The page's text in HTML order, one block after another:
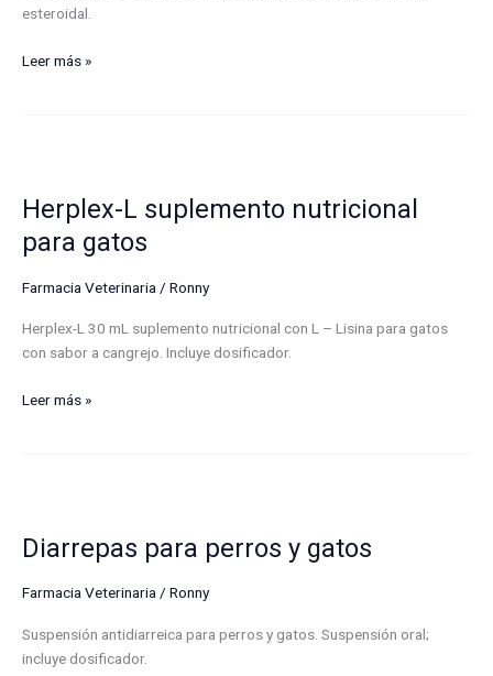
esteroidal.
Leer más »
Herplex-L suplemento nutricional
para gatos
Farmacia Veterinaria / Ronny
Herplex-L 30 mL suplemento nutricional con L – Lisina para gatos
con sabor a cangrejo. Incluye dosificador.
suplemento
nutricional
para
Leer más »
Diarrepas para perros y gatos
Farmacia Veterinaria/ Ronny
Suspensión antidiarreica para perros y gatos. Suspensión oral;
incluye dosificador.
perros
gatos